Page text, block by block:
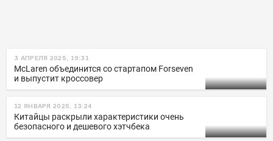
3 АПРЕЛЯ 2025, 19:31
McLaren объединится со стартапом Forseven
и выпустит кроссовер
12 ЯНВАРЯ 2025, 13:24
Китайцы раскрыли характеристики очень
безопасного и дешевого хэтчбека